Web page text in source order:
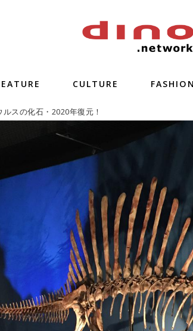
CULTURE FASHION
ルスの化石・2020年復元！